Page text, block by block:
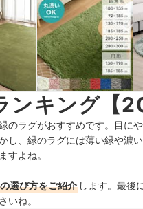
ンキング【
のラグがおすすめです。目に
し、緑のラグには薄い緑や濃
すよね。
選び方をご紹介 します。最後
いね。